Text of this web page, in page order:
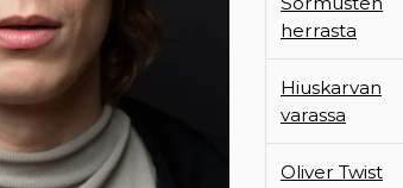
herrasta
Hiuskarvan
varassa
Oliver Twist